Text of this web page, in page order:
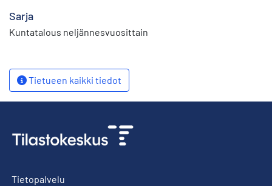
Sarja
Kuntatalous neljännesvuosittain
Tietueen kaikki tiedot
Tietopalvelu